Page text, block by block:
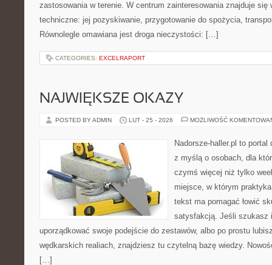
zastosowania w terenie. W centrum zainteresowania znajduje się
techniczne: jej pozyskiwanie, przygotowanie do spożycia,
Równolegle omawiana jest droga nieczystości: […]
CATEGORIES: EXCELRAPORT
NAJWIĘKSZE OKAZY
POSTED BY ADMIN LUT - 25 - 2026 MOŻLIWOŚĆ
Nadorsze-haller.pl to portal
z myślą o osobach, dla
czymś więcej niż tylko
miejsce, w którym
tekst ma pomagać łowić
satysfakcją. Jeśli szukasz
uporządkować swoje podejście do zestawów, albo po prostu
wędkarskich realiach, znajdziesz tu czytelną bazę wiedzy.
[…]